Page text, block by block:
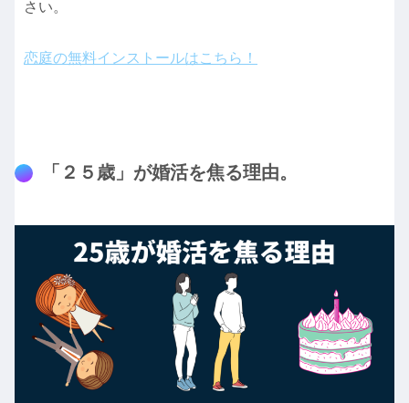
さい。
恋庭の無料インストールはこちら！
「２５歳」が婚活を焦る理由。